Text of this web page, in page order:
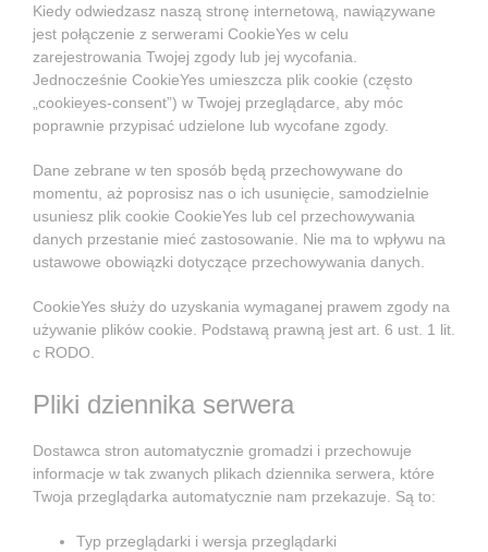
Kiedy odwiedzasz naszą stronę internetową, nawiązywane
jest połączenie z serwerami CookieYes w celu
zarejestrowania Twojej zgody lub jej wycofania.
Jednocześnie CookieYes umieszcza plik cookie (często
„cookieyes-consent”) w Twojej przeglądarce, aby móc
poprawnie przypisać udzielone lub wycofane zgody.
Dane zebrane w ten sposób będą przechowywane do
momentu, aż poprosisz nas o ich usunięcie, samodzielnie
usuniesz plik cookie CookieYes lub cel przechowywania
danych przestanie mieć zastosowanie. Nie ma to wpływu na
ustawowe obowiązki dotyczące przechowywania danych.
CookieYes służy do uzyskania wymaganej prawem zgody na
używanie plików cookie. Podstawą prawną jest art. 6 ust. 1 lit.
c RODO.
Pliki dziennika serwera
Dostawca stron automatycznie gromadzi i przechowuje
informacje w tak zwanych plikach dziennika serwera, które
Twoja przeglądarka automatycznie nam przekazuje. Są to:
Typ przeglądarki i wersja przeglądarki